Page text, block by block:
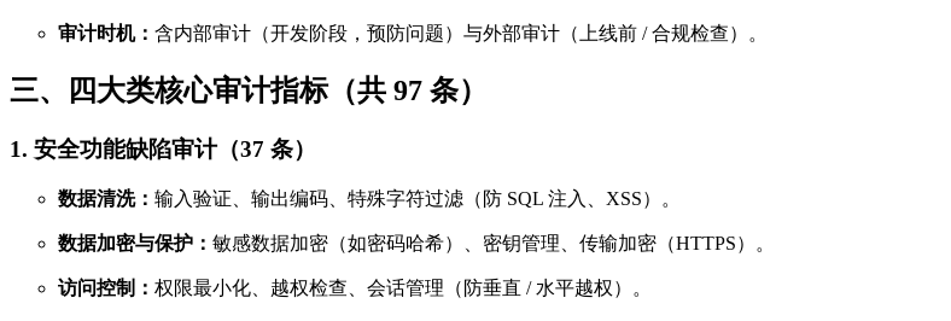
审计时机： 含内部审计（开发阶段，预防问题）与外部审计（上线前 / 合规检查）。
三、四大类核心审计指标（共 97 条）
1. 安全功能缺陷审计（37 条）
数据清洗： 输入验证、输出编码、特殊字符过滤（防 SQL 注入、XSS）。
数据加密与保护： 敏感数据加密（如密码哈希）、密钥管理、传输加密（HTTPS）。
访问控制： 权限最小化、越权检查、会话管理（防垂直 / 水平越权）。